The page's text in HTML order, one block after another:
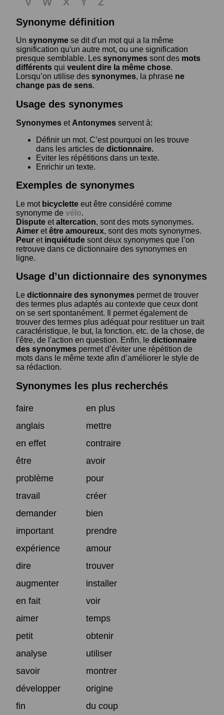
Synonyme définition
Un synonyme se dit d'un mot qui a la même
signification qu'un autre mot, ou une signification
presque semblable. Les synonymes sont des mots
différents qui veulent dire la même chose.
Lorsqu’on utilise des synonymes, la phrase ne
change pas de sens.
Usage des synonymes
Synonymes et Antonymes servent à:
Définir un mot. C’est pourquoi on les trouve
dans les articles de dictionnaire.
Eviter les répétitions dans un texte.
Enrichir un texte.
Exemples de synonymes
Le mot bicyclette eut être considéré comme
synonyme de vélo.
Dispute etaltercation, sont des mots synonymes.
Aimer etêtre amoureux, sont des mots synonymes.
Peur et inquiétude sont deux synonymes que l’on
retrouve dans ce dictionnaire des synonymes en
ligne.
Usage d’un dictionnaire des synonymes
Le dictionnaire des synonymes permet de trouver
des termes plus adaptés au contexte que ceux dont
on se sert spontanément. Il permet également de
trouver des termes plus adéquat pour restituer un trait
caractéristique, le but, la fonction, etc. de la chose, de
l'être, de l'action en question. Enfin, le dictionnaire
des synonymes permet d’éviter une répétition de
mots dans le même texte afin d’améliorer le style de
sa rédaction.
Synonymes les plus recherchés
faire
en plus
anglais
mettre
en effet
contraire
être
avoir
problème
pour
travail
créer
demander
bien
important
prendre
expérience
amour
dire
trouver
augmenter
installer
en fait
voir
aimer
temps
petit
obtenir
analyse
utiliser
savoir
montrer
développer
origine
fin
du coup